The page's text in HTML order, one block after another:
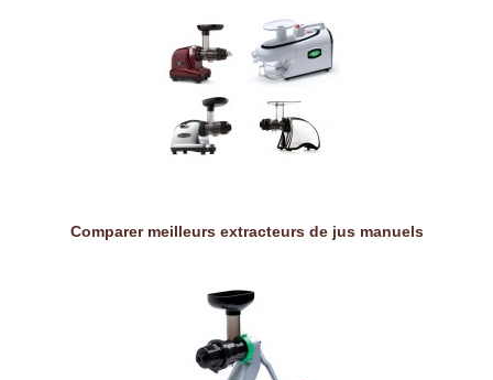
Comparer meilleurs extracteurs de jus manuels